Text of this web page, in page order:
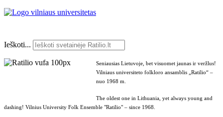
Ieškoti...
Seniausias Lietuvoje, bet visuomet jaunas ir veržlus!
Vilniaus universiteto folkloro ansamblis „Ratilio“ –
nuo 1968 m.
The oldest one in Lithuania, yet always young and
dashing! Vilnius University Folk Ensemble "Ratilio" – since 1968.